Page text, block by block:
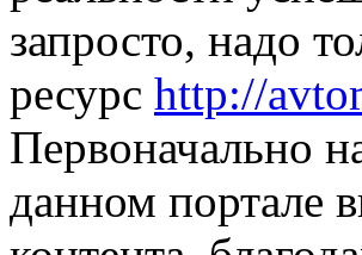
запросто, надо
ресурс http://
Первоначально
данном портале